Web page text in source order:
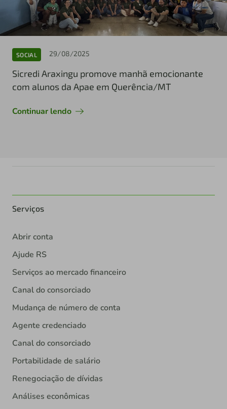
SOCIAL 29/08/2025
Sicredi Araxingu promove manhã emocionante
com alunos da Apae em Querência/MT
Continuar lendo
Serviços
Abrir conta
Ajude RS
Serviços ao mercado financeiro
Canal do consorciado
Mudança de número de conta
Agente credenciado
Canal do consorciado
Portabilidade de salário
Renegociação de dívidas
Análises econômicas